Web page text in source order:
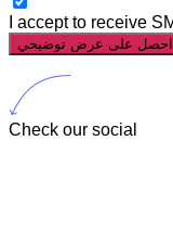
I accept to receive
احصل على عرض توضيحي
Check our social